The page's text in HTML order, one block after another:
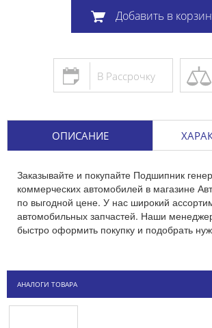
Добавить в
В Рассрочку
ОПИСАНИЕ
Заказывайте и покупайте Подшипник
коммерческих автомобилей в магазине
по выгодной цене. У нас широкий
автомобильных запчастей. Наши
быстро оформить покупку и подобрать
АНАЛОГИ ТОВАРА